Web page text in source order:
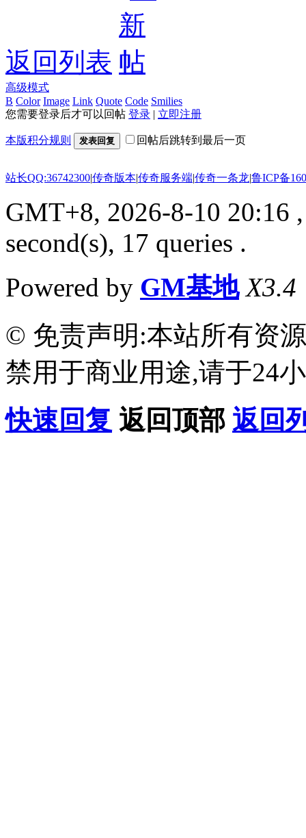
返回列表
高级模式
B Color Image Link Quote Code Smilies
您需要登录后才可以回帖 登录 | 立即注册
本版积分规则 发表回复 回帖后跳转到最后一页
站长QQ:36742300|传奇版本|传奇服务端|传奇一条龙|鲁ICP备
GMT+8, 2026-8-10 20:16
second(s), 17 queries .
Powered by GM基地 X3.4
© 免责声明:本站所有资
禁用于商业用途,请于24
快速回复 返回顶部 返回